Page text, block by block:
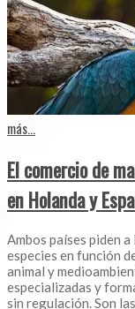
más...
El comercio de
en Holanda y
Ambos países piden
especies en función
animal y
especializadas y
sin regulación. Son